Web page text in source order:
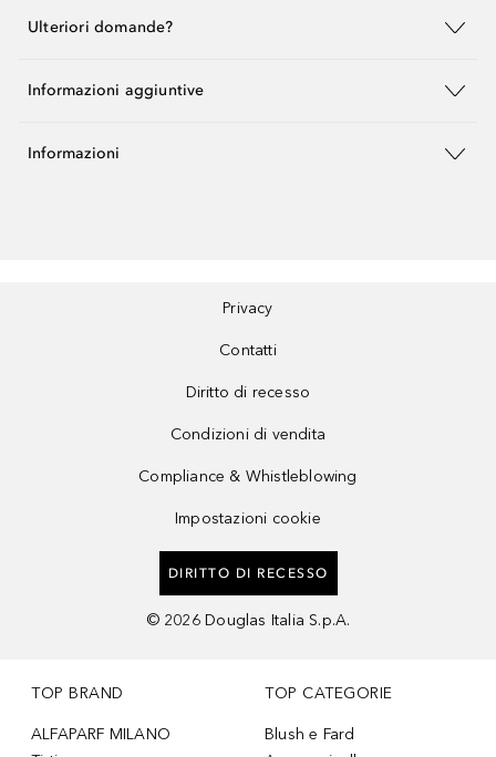
Ulteriori domande?
Informazioni aggiuntive
Informazioni
Privacy
Contatti
Diritto di recesso
Condizioni di vendita
Compliance & Whistleblowing
Impostazioni cookie
DIRITTO DI RECESSO
© 2026 Douglas Italia S.p.A.
TOP BRAND
ALFAPARF MILANO
TOP CATEGORIE
Blush e Fard